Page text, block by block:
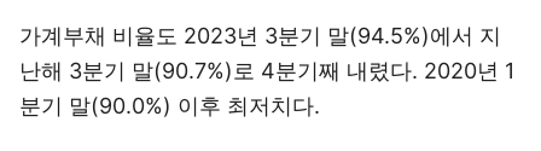
가계부채 비율도 2023년 3분기 말(94.5%)에서 지
난해 3분기 말(90.7%)로 4분기째 내렸다. 2020년 1
분기 말(90.0%) 이후 최저치다.